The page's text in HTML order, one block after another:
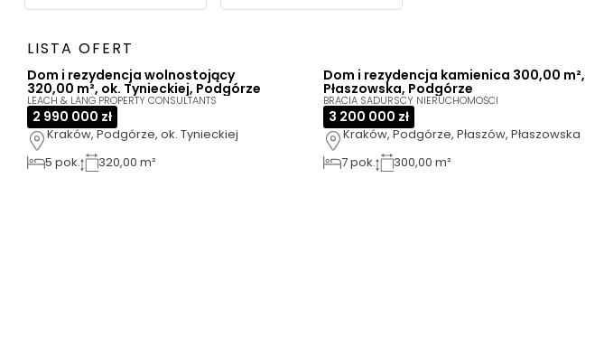
LISTA OFERT
Dom i rezydencja wolnostojący
320,00 m², ok. Tynieckiej, Podgórze
LEACH & LANG PROPERTY CONSULTANTS
2 990 000 zł
Kraków, Podgórze, ok. Tynieckiej
5 pok. 320,00 m²
Dom i rezydencja kamienica 300,00 m²,
Płaszowska, Podgórze
BRACIA SADURSCY NIERUCHOMOŚCI
3 200 000 zł
Kraków, Podgórze, Płaszów, Płaszowska
7pok. 300,00 m²